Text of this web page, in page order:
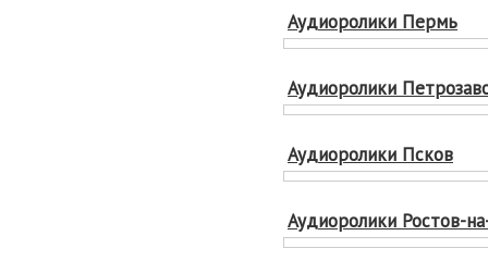
Аудиоролики Пермь
Аудиоролики
Аудиоролики Псков
Аудиоролики Ростов-